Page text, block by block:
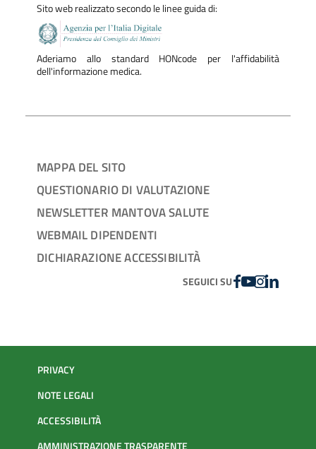
Sito web realizzato secondo le linee guida di:
Aderiamo allo standard HONcode per l'affidabilità
dell'informazione medica.
MAPPA DEL SITO
QUESTIONARIO DI VALUTAZIONE
NEWSLETTER MANTOVA SALUTE
WEBMAIL DIPENDENTI
DICHIARAZIONE ACCESSIBILITÀ
SEGUICI SUFACEBOOK
YOUTUBE
INSTAGRAM
LINKEDIN
PRIVACY
NOTE LEGALI
ACCESSIBILITÀ